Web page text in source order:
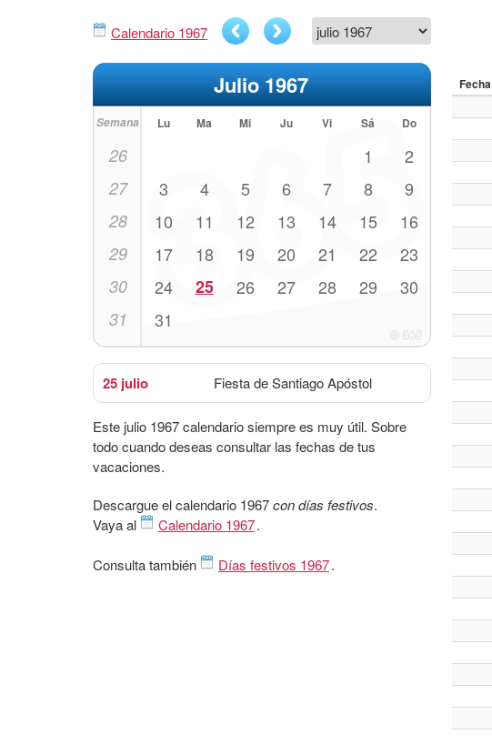
Calendario 1967
Julio 1967
Semana Lu Ma Mi Ju Vi Sá Do
26 1 2
27 3 4 5 6 7 8 9
28 10 11 12 13 14 15 16
29 17 18 19 20 21 22 23
30 24 25 26 27 28 29 30
31 31
25 julio Fiesta de Santiago Apóstol
Este julio 1967 calendario siempre es muy útil. Sobre
todo cuando deseas consultar las fechas de tus
vacaciones.
Descargue el calendario 1967con días festivos.
Vaya al
Calendario 1967.
Consulta también Días festivos 1967.
Fecha